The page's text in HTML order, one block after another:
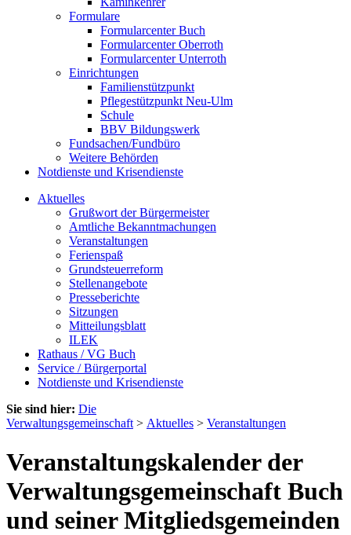
Formulare
Formularcenter Buch
Formularcenter Oberroth
Formularcenter Unterroth
Einrichtungen
Familienstützpunkt
Pflegestützpunkt Neu-Ulm
Schule
BBV Bildungswerk
Fundsachen/Fundbüro
Weitere Behörden
Notdienste und Krisendienste
Aktuelles
Grußwort der Bürgermeister
Amtliche Bekanntmachungen
Veranstaltungen
Ferienspaß
Grundsteuerreform
Stellenangebote
Presseberichte
Sitzungen
Mitteilungsblatt
ILEK
Rathaus / VG Buch
Service / Bürgerportal
Notdienste und Krisendienste
Sie sind hier: Die
Verwaltungsgemeinschaft > Aktuelles > Veranstaltungen
Veranstaltungskalender der
Verwaltungsgemeinschaft Buch
und seiner Mitgliedsgemeinden